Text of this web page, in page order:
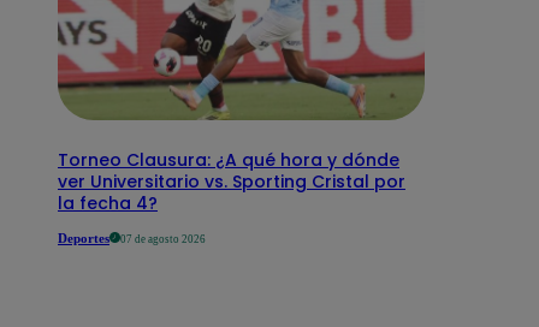
Torneo Clausura: ¿A qué hora y dónde
ver Universitario vs. Sporting Cristal por
la fecha 4?
Deportes 07 de agosto 2026